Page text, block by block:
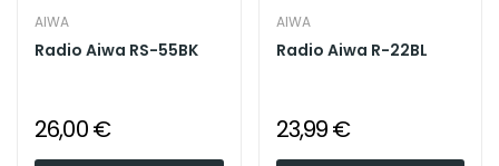
AIWA
Radio Aiwa RS-55BK
26,00 €
AIWA
Radio Aiwa R-22BL
23,99 €